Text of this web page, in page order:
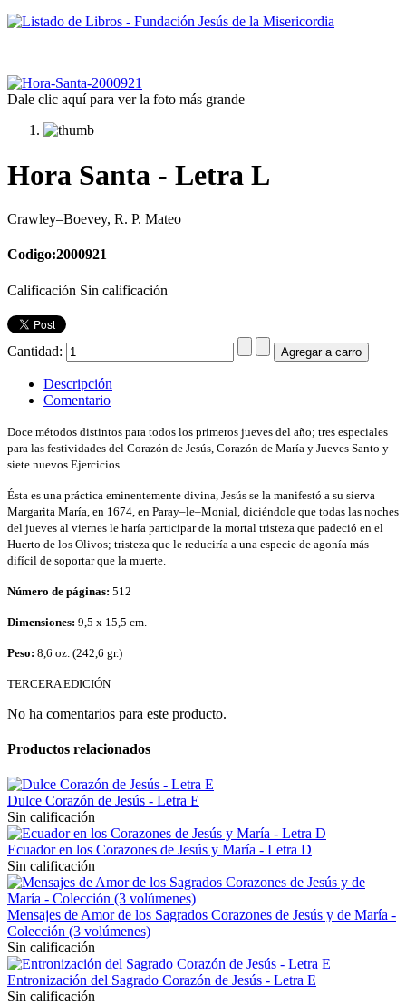
Dale clic aquí para ver la foto más grande
Hora Santa - Letra L
Crawley–Boevey, R. P. Mateo
Codigo:2000921
Calificación Sin calificación
Cantidad:
Descripción
Comentario
Doce métodos distintos para todos los primeros jueves del año; tres especiales
para las festividades del Corazón de Jesús, Corazón de María y Jueves Santo y
siete nuevos Ejercicios.
Ésta es una práctica eminentemente divina, Jesús se la manifestó a su sierva
Margarita María, en 1674, en Paray–le–Monial, diciéndole que todas las noches
del jueves al viernes le haría participar de la mortal tristeza que padeció en el
Huerto de los Olivos; tristeza que le reduciría a una especie de agonía más
difícil de soportar que la muerte.
Número de páginas: 512
Dimensiones: 9,5 x 15,5 cm.
Peso: 8,6 oz. (242,6 gr.)
TERCERA EDICIÓN
No ha comentarios para este producto.
Productos relacionados
Dulce Corazón de Jesús - Letra E
Sin calificación
Ecuador en los Corazones de Jesús y María - Letra D
Sin calificación
Mensajes de Amor de los Sagrados Corazones de Jesús y de María -
Colección (3 volúmenes)
Sin calificación
Entronización del Sagrado Corazón de Jesús - Letra E
Sin calificación